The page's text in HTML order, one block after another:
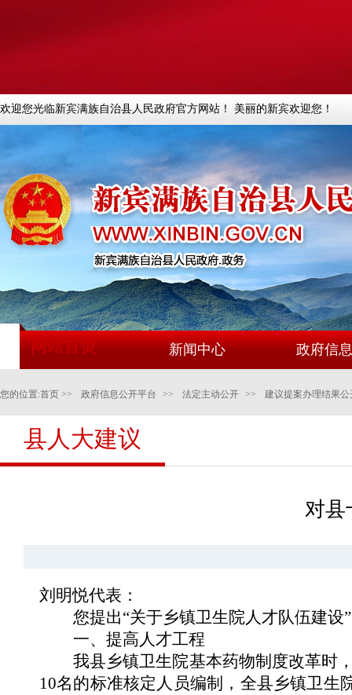
欢迎您光临新宾满族自治县人民政府官方网站！ 美丽的新宾欢迎您！
网站首页 新闻中心 政府信
您的位置:首页 >> 政府信息公开平台 >> 法定主动公开 >> 建议提案办理结果公
县人大建议
对县
刘明悦代表：
您提出“关于乡镇卫生院人才队伍建
一、 提高人才工程
我县乡镇卫生院基本药物制度改革时
10名的标准核定人员编制，全县乡镇卫生